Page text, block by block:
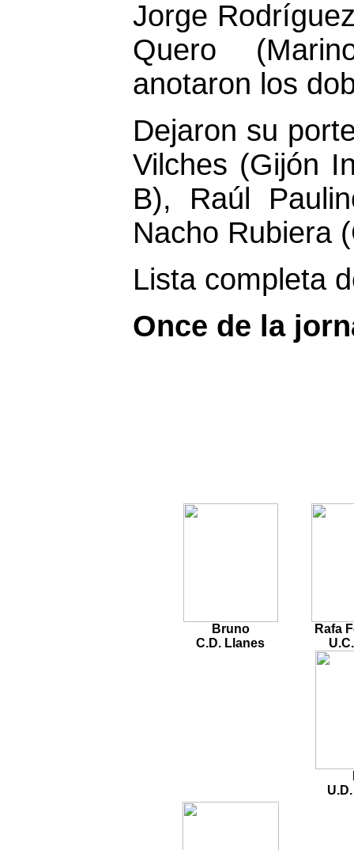
Jorge
Quero
anotaron los
Dejaron su
Vilches (Gijón
B), Raúl
Nacho Rubiera
Lista completa
Once de la
Bruno
C.D. Llanes
Rafa